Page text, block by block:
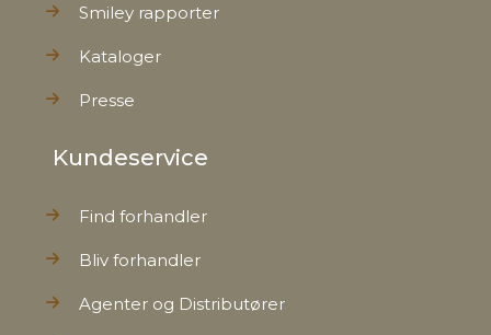
Smiley rapporter
Kataloger
Presse
Kundeservice
Find forhandler
Bliv forhandler
Agenter og Distributører